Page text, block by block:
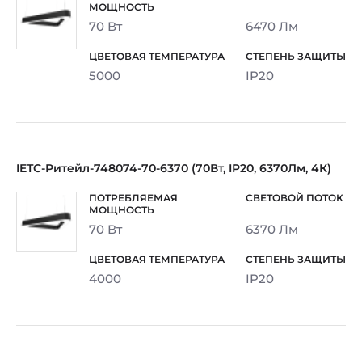
70 Вт 6470 Лм
5000 IP20
IETC-Ритейл-748074-70-6370 (70Вт, IP20, 6370Лм, 4К)
70 Вт 6370 Лм
4000 IP20